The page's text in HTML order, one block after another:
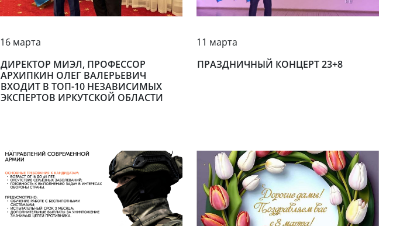
16 марта
ДИРЕКТОР МИЭЛ, ПРОФЕССОР
АРХИПКИН ОЛЕГ ВАЛЕРЬЕВИЧ
ВХОДИТ В ТОП-10 НЕЗАВИСИМЫХ
ЭКСПЕРТОВ ИРКУТСКОЙ ОБЛАСТИ
11 марта
ПРАЗДНИЧНЫЙ КОНЦЕРТ 23+8